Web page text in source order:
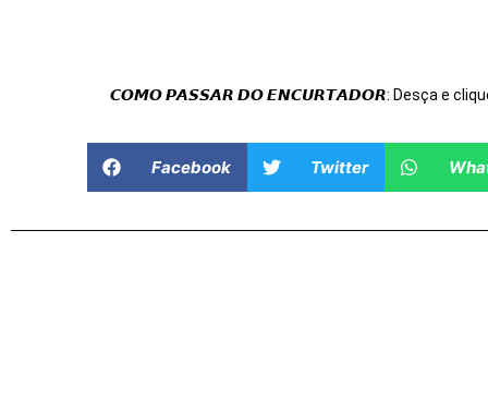
𝘾𝙊𝙈𝙊 𝙋𝘼𝙎𝙎𝘼𝙍 𝘿𝙊 𝙀𝙉𝘾𝙐𝙍𝙏𝘼𝘿𝙊𝙍: Desça e clique
Facebook Twitter